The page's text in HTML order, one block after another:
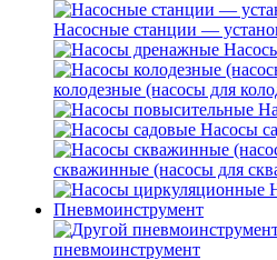
Насосные станции —
колодезные (насосы для
Насосы
скважинные (насосы для
Пневмоинструмент
пневмоинструмент